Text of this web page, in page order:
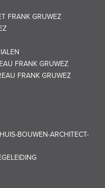
FRANK GRUWEZ
FRANK GRUWEZ
FRANK GRUWEZ
BOUWEN-ARCHITECT-